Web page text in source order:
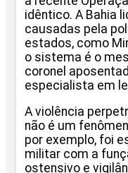
idêntico. A Bahia
causadas pela
estados, como
o sistema é o
coronel
especialista em
A violência
não é um
por exemplo, foi
militar com a
ostensivo e